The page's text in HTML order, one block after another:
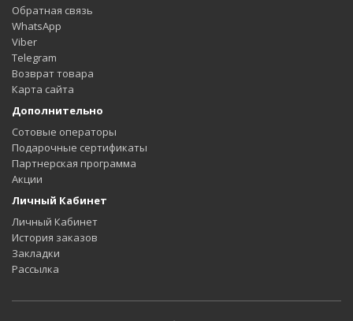
Обратная связь
WhatsApp
Viber
Telegram
Возврат товара
Карта сайта
Дополнительно
Сотовые операторы
Подарочные сертификаты
Партнерская программа
Акции
Личный Кабинет
Личный Кабинет
История заказов
Закладки
Рассылка